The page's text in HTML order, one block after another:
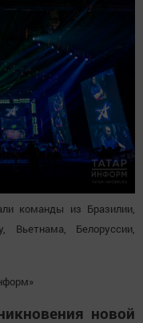
команды из Бразилии,
Вьетнама, Белоруссии,
новой